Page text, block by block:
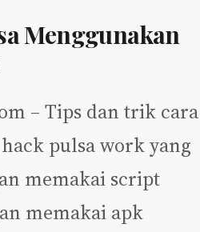
Menggunakan
– Tips dan trik cara
pulsa work yang
memakai script
memakai apk